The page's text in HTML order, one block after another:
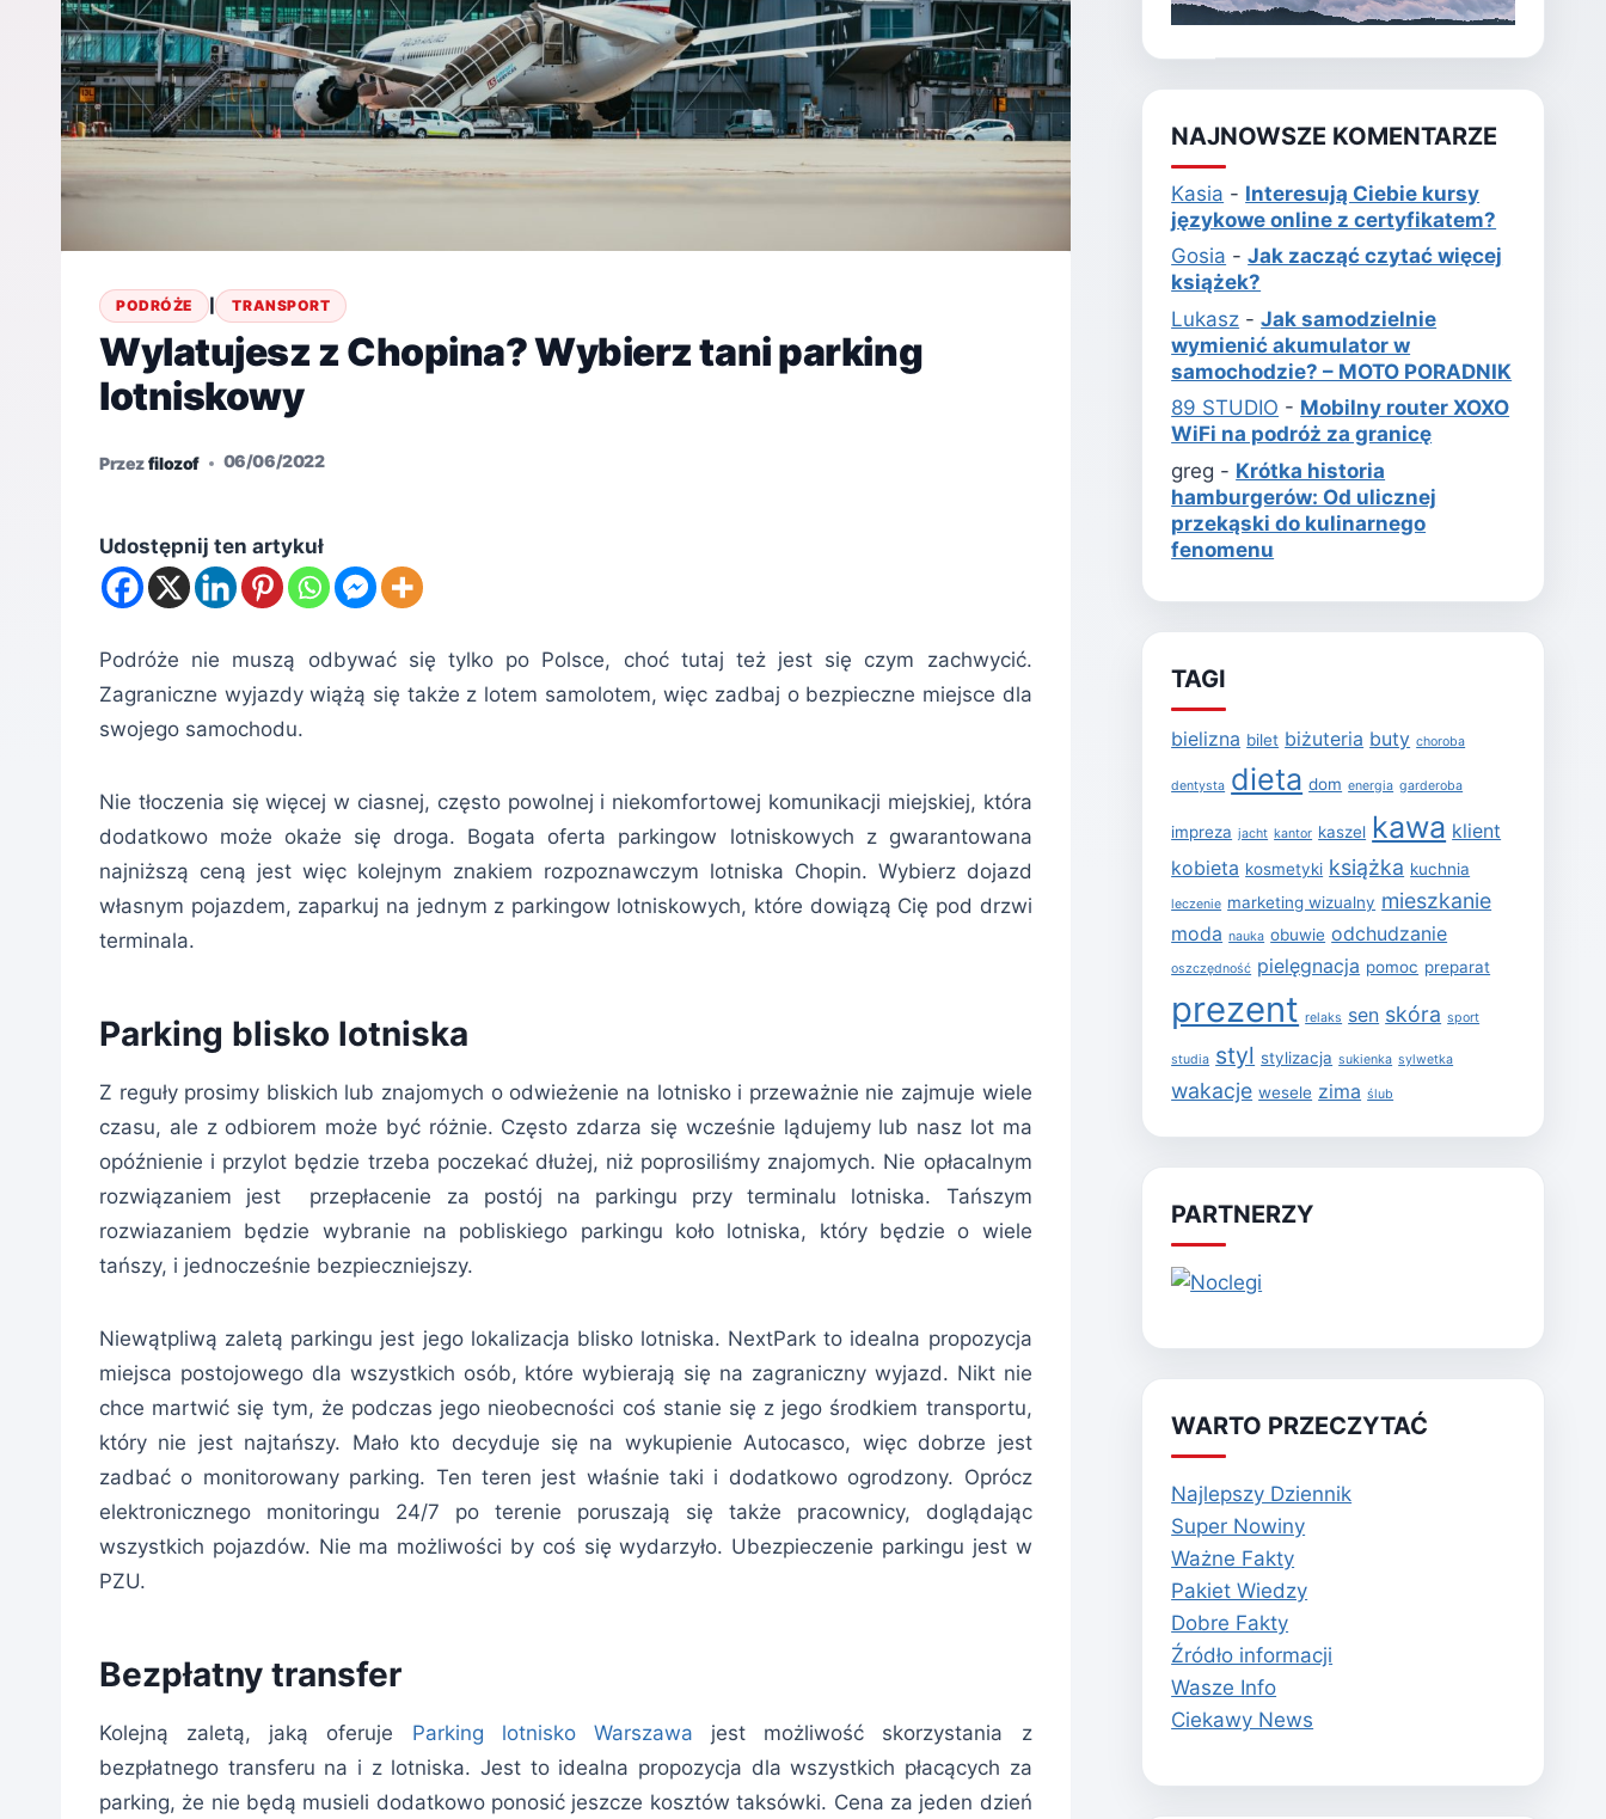
PODRÓŻE | TRANSPORT
Wylatujesz z Chopina? Wybierz tani parking
lotniskowy
Przezfilozof 06/06/2022
Udostępnij ten artykuł
Podróże nie muszą odbywać się tylko po Polsce, choć tutaj też jest się czym zachwycić.
Zagraniczne wyjazdy wiążą się także z lotem samolotem, więc zadbaj o bezpieczne miejsce dla
swojego samochodu.
Nie tłoczenia się więcej w ciasnej, często powolnej i niekomfortowej komunikacji miejskiej, która
dodatkowo może okaże się droga. Bogata oferta parkingow lotniskowych z gwarantowana
najniższą ceną jest więc kolejnym znakiem rozpoznawczym lotniska Chopin. Wybierz dojazd
własnym pojazdem, zaparkuj na jednym z parkingow lotniskowych, które dowiązą Cię pod drzwi
terminala.
Parking blisko lotniska
Z reguły prosimy bliskich lub znajomych o odwieżenie na lotnisko i przeważnie nie zajmuje wiele
czasu, ale z odbiorem może być różnie. Często zdarza się wcześnie lądujemy lub nasz lot ma
opóźnienie i przylot będzie trzeba poczekać dłużej, niż poprosiliśmy znajomych. Nie opłacalnym
rozwiązaniem jest przepłacenie za postój na parkingu przy terminalu lotniska. Tańszym
rozwiazaniem będzie wybranie na pobliskiego parkingu koło lotniska, który będzie o wiele
tańszy, i jednocześnie bezpieczniejszy.
Niewątpliwą zaletą parkingu jest jego lokalizacja blisko lotniska. NextPark to idealna propozycja
miejsca postojowego dla wszystkich osób, które wybierają się na zagraniczny wyjazd. Nikt nie
chce martwić się tym, że podczas jego nieobecności coś stanie się z jego środkiem transportu,
który nie jest najtańszy. Mało kto decyduje się na wykupienie Autocasco, więc dobrze jest
zadbać o monitorowany parking. Ten teren jest właśnie taki i dodatkowo ogrodzony. Oprócz
elektronicznego monitoringu 24/7 po terenie poruszają się także pracownicy, doglądając
wszystkich pojazdów. Nie ma możliwości by coś się wydarzyło. Ubezpieczenie parkingu jest w
PZU.
Bezpłatny transfer
Kolejną zaletą, jaką oferuje Parking lotnisko Warszawa jest możliwość skorzystania z
bezpłatnego transferu na i z lotniska. Jest to idealna propozycja dla wszystkich płacących za
parking, że nie będą musieli dodatkowo ponosić jeszcze kosztów taksówki. Cena za jeden dzień
NAJNOWSZE KOMENTARZE
Kasia - Interesują Ciebie kursy
językowe online z certyfikatem?
Gosia -Jak zacząć czytać więcej
książek?
Lukasz -Jak samodzielnie
wymienić akumulator w
samochodzie? – MOTO PORADNIK
89 STUDIO - Mobilny router XOXO
WiFi na podróż za granicę
greg - Krótka historia
hamburgerów: Od ulicznej
przekąski do kulinarnego
fenomenu
TAGI
bielizna bilet biżuteria buty choroba
dentysta dieta dom energia garderoba
impreza jacht kantor kaszel kawa klient
kobieta kosmetyki książka kuchnia
leczenie marketing wizualny mieszkanie
moda nauka obuwie odchudzanie
oszczędność pielęgnacja pomoc preparat
prezent relaks sen skóra sport
studia styl stylizacja sukienka sylwetka
wakacje wesele zima ślub
PARTNERZY
WARTO PRZECZYTAĆ
Najlepszy Dziennik
Super Nowiny
Ważne Fakty
Pakiet Wiedzy
Dobre Fakty
Źródło informacji
Wasze Info
Ciekawy News